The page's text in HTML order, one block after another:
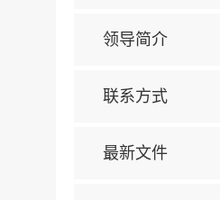
领导简介
联系方式
最新文件